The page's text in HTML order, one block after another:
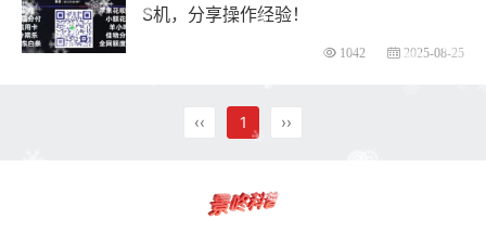
S机，分享操作经验！
1042 2025-08-25
‹‹ 1 ››